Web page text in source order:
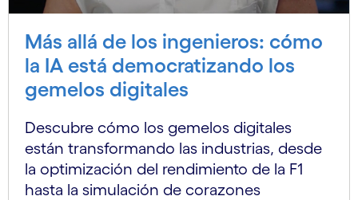
Más allá de los ingenieros: cómo
la IA está democratizando los
gemelos digitales
Descubre cómo los gemelos digitales
están transformando las industrias, desde
la optimización del rendimiento de la F1
hasta la simulación de corazones